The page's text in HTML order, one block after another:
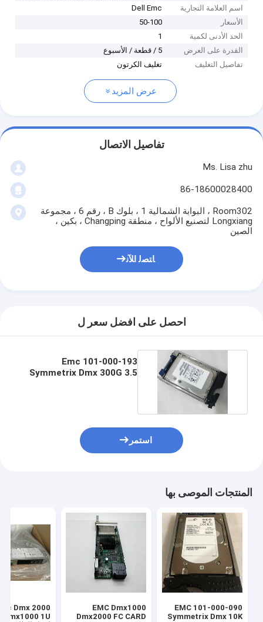
اسم العلامة التجارية
Dell Emc
الأسعار
50-100
الحد الأدنى لكمية
1
القدرة على العرض
5 / قطعة / الأسبوع
تفاصيل التغليف
تغليف الكرتون
عرض المزيد
تفاصيل الاتصال
Ms. Lisa zhu
86-18600028400
Room302 ، البوابة الشمالية 1 ، بلوك B ، رقم 6 ، مجموعة
Longxiang لتصنيع الألواح ، منطقة Changping ، بكين ،
الصين
ﺎﺘﺼﻟ ﺍﻶﻧ
احصل على افضل سعر ل
101-000-193 Emc
Symmetrix Dmx 300G 3.5
استمر
المنتجات الموصى بها
101-000-090 EMC
Symmetrix Dmx 10K
EMC Dmx1000
Dmx2000 FC CARD
Dmx 2000